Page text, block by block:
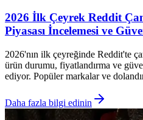
2026 İlk Çeyrek Reddit
Piyasası İncelemesi ve
2026'nın ilk çeyreğinde Reddit'te
ürün durumu, fiyatlandırma ve
ediyor. Popüler markalar ve
Daha fazla bilgi edinin